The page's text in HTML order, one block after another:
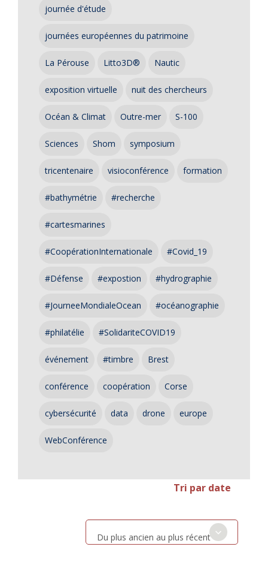
journée d'étude
journées européennes du patrimoine
La Pérouse Litto3D® Nautic
exposition virtuelle nuit des chercheurs
Océan & Climat Outre-mer S-100
Sciences Shom symposium
tricentenaire visioconférence formation
#bathymétrie #recherche
#cartesmarines
#CoopérationInternationale #Covid_19
#Défense #expostion #hydrographie
#JourneeMondialeOcean #océanographie
#philatélie #SolidariteCOVID19
événement #timbre Brest
conférence coopération Corse
cybersécurité data drone europe
WebConférence
Tri par date
Du plus ancien au plus récent